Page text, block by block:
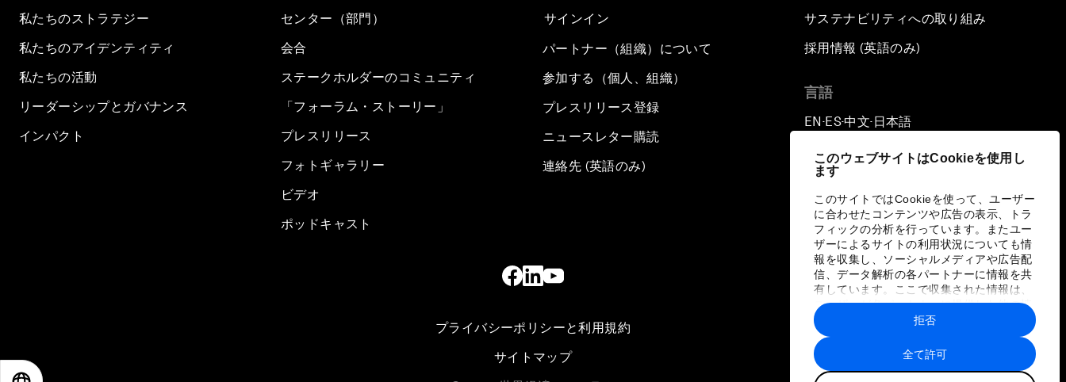
このウェブサイトはCookieを使用し
ます
このサイトではCookieを使って、ユーザー
に合わせたコンテンツや広告の表示、トラ
フィックの分析を行っています。またユー
ザーによるサイトの利用状況についても情
報を収集し、ソーシャルメディアや広告配
信、データ解析の各パートナーに情報を共
有しています。ここで収集された情報は、
ユーザーが各パートナーに提供した他の情
報や各パートナーのサービスを使用した際
に収集された情報と組み合わされ、各パー
トナーによって使用されることがありま
す。
全て許可
拒否
私たちのストラテジー
私たちのアイデンティティ
私たちの活動
リーダーシップとガバナンス
インパクト
センター（部門）
会合
ステークホルダーのコミュニティ
「フォーラム・ストーリー」
プレスリリース
フォトギャラリー
ビデオ
ポッドキャスト
サインイン
パートナー（組織）について
参加する（個人、組織）
プレスリリース登録
ニュースレター購読
連絡先 (英語のみ)
サステナビリティへの取り組み
採用情報 (英語のみ)
言語
EN ▪ ES▪中文▪ 日本語
プライバシーポリシーと利用規約
サイトマップ